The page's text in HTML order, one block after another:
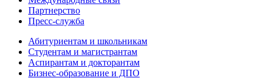
Партнерство
Пресс-служба
Абитуриентам и школьникам
Студентам и магистрантам
Аспирантам и докторантам
Бизнес-образование и ДПО